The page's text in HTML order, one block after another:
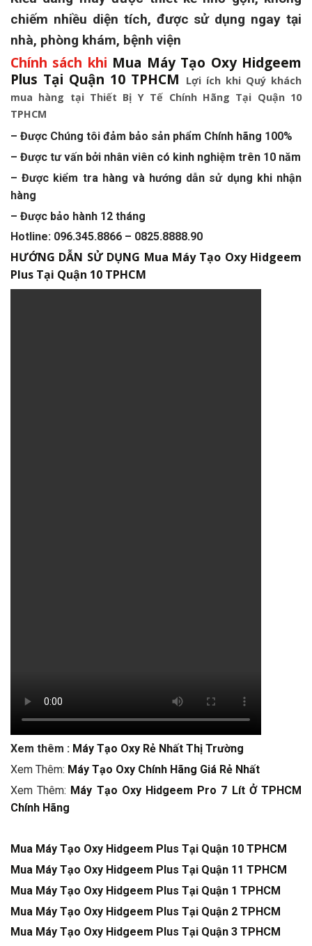
chiếm nhiều diện tích, được sử dụng ngay tại
nhà, phòng khám, bệnh viện
Chính sách khi Mua Máy Tạo Oxy Hidgeem
Plus Tại Quận 10 TPHCM
Lợi ích khi Quý khách
mua hàng tại Thiết Bị Y Tế Chính Hãng Tại Quận 10
TPHCM
– Được Chúng tôi đảm bảo sản phẩm Chính hãng 100%
– Được tư vấn bởi nhân viên có kinh nghiệm trên 10 năm
– Được kiểm tra hàng và hướng dẫn sử dụng khi nhận
hàng
– Được bảo hành 12 tháng
Hotline: 096.345.8866 – 0825.8888.90
HƯỚNG DẪN SỬ DỤNG Mua Máy Tạo Oxy Hidgeem
Plus Tại Quận 10 TPHCM
Xem thêm : Máy Tạo Oxy Rẻ Nhất Thị Trường
Xem Thêm: Máy Tạo Oxy Chính Hãng Giá Rẻ Nhất
Xem Thêm: Máy Tạo Oxy Hidgeem Pro 7 Lít Ở TPHCM
Chính Hãng
Mua Máy Tạo Oxy Hidgeem Plus Tại Quận 10 TPHCM
Mua Máy Tạo Oxy Hidgeem Plus Tại Quận 11 TPHCM
Mua Máy Tạo Oxy Hidgeem Plus Tại Quận 1 TPHCM
Mua Máy Tạo Oxy Hidgeem Plus Tại Quận 2 TPHCM
Mua Máy Tạo Oxy Hidgeem Plus Tại Quận 3 TPHCM